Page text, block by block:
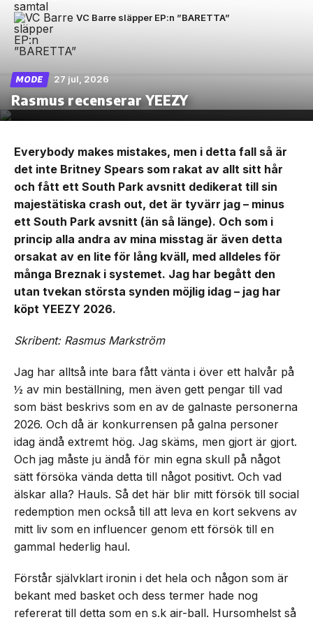
VC Barre släpper EP:n ”BARETTA”
MODE 27 jul, 2026
Rasmus recenserar YEEZY
Everybody makes mistakes, men i detta fall så är
det inte Britney Spears som rakat av allt sitt hår
och fått ett South Park avsnitt dedikerat till sin
majestätiska crash out, det är tyvärr jag – minus
ett South Park avsnitt (än så länge). Och som i
princip alla andra av mina misstag är även detta
orsakat av en lite för lång kväll, med alldeles för
många Breznak i systemet. Jag har begått den
utan tvekan största synden möjlig idag – jag har
köpt YEEZY 2026.
Skribent: Rasmus Markström
Jag har alltså inte bara fått vänta i över ett halvår på
½ av min beställning, men även gett pengar till vad
som bäst beskrivs som en av de galnaste personerna
2026. Och då är konkurrensen på galna personer
idag ändå extremt hög. Jag skäms, men gjort är gjort.
Och jag måste ju ändå för min egna skull på något
sätt försöka vända detta till något positivt. Och vad
älskar alla? Hauls. Så det här blir mitt försök till social
redemption men också till att leva en kort sekvens av
mitt liv som en influencer genom ett försök till en
gammal hederlig haul.
Förstår självklart ironin i det hela och någon som är
bekant med basket och dess termer hade nog
refererat till detta som en s.k air-ball. Hursomhelst så